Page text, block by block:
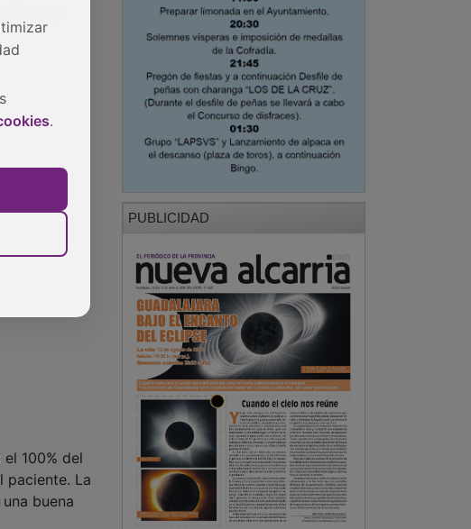
una
100% del
paciente. La
buena
PUBLICIDAD
.